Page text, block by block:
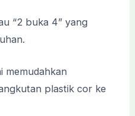
“2 buka 4” yang
memudahkan
plastik cor ke